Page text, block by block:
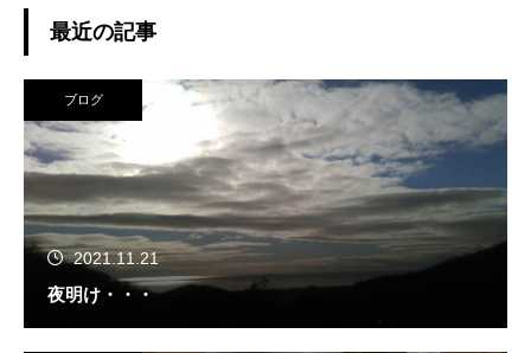
最近の記事
ブログ
2021.11.21
夜明け・・・